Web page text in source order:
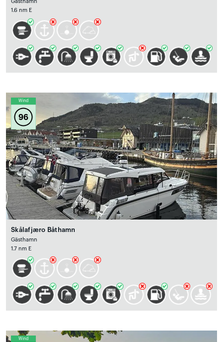
Gästhamn
1.6 nm E
Wind
96
Skålafjæro Båthamn
Gästhamn
1.7 nm E
Wind